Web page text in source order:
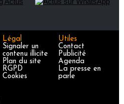
Légal
Signaler un
contenu illicite
Plan du site
RGPD
Cookies
Utiles
Contact
Publicité
Agenda
La presse en
parle